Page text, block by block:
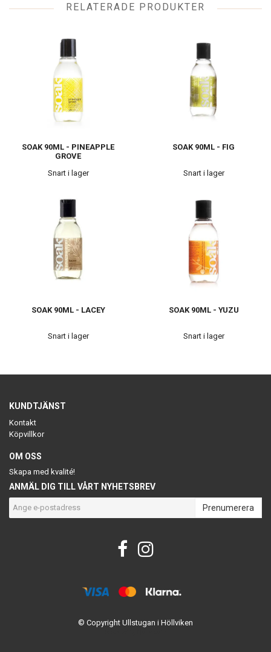
RELATERADE PRODUKTER
SOAK 90ML - PINEAPPLE
GROVE
Snart i lager
SOAK 90ML - FIG
Snart i lager
SOAK 90ML - LACEY
Snart i lager
SOAK 90ML - YUZU
Snart i lager
KUNDTJÄNST
Kontakt
Köpvillkor
OM OSS
Skapa med kvalité!
ANMÄL DIG TILL VÅRT NYHETSBREV
Prenumerera
© Copyright Ullstugan i Höllviken